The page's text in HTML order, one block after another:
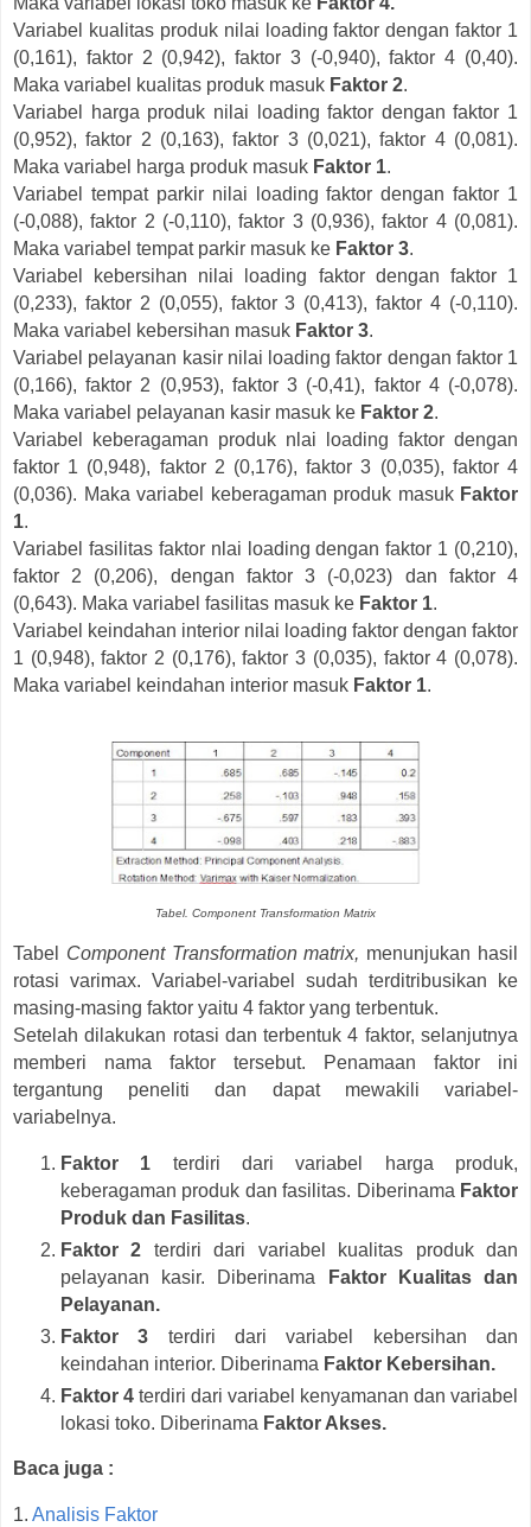
Variabel kualitas produk nilai loading faktor dengan faktor 1
(0,161), faktor 2 (0,942), faktor 3 (-0,940), faktor 4 (0,40).
Maka variabel kualitas produk masuk Faktor 2.
Variabel harga produk nilai loading faktor dengan faktor 1
(0,952), faktor 2 (0,163), faktor 3 (0,021), faktor 4 (0,081).
Maka variabel harga produk masuk Faktor 1.
Variabel tempat parkir nilai loading faktor dengan faktor 1
(-0,088), faktor 2 (-0,110), faktor 3 (0,936), faktor 4 (0,081).
Maka variabel tempat parkir masuk ke Faktor 3.
Variabel kebersihan nilai loading faktor dengan faktor 1
(0,233), faktor 2 (0,055), faktor 3 (0,413), faktor 4 (-0,110).
Maka variabel kebersihan masuk Faktor 3.
Variabel pelayanan kasir nilai loading faktor dengan faktor 1
(0,166), faktor 2 (0,953), faktor 3 (-0,41), faktor 4 (-0,078).
Maka variabel pelayanan kasir masuk ke Faktor 2.
Variabel keberagaman produk nlai loading faktor dengan
faktor 1 (0,948), faktor 2 (0,176), faktor 3 (0,035), faktor 4
(0,036). Maka variabel keberagaman produk masuk Faktor
1.
Variabel fasilitas faktor nlai loading dengan faktor 1 (0,210),
faktor 2 (0,206), dengan faktor 3 (-0,023) dan faktor 4
(0,643). Maka variabel fasilitas masuk ke Faktor 1.
Variabel keindahan interior nilai loading faktor dengan faktor
1 (0,948), faktor 2 (0,176), faktor 3 (0,035), faktor 4 (0,078).
Maka variabel keindahan interior masuk Faktor 1.
Tabel. Component Transformation Matrix
Tabel Component Transformation matrix, menunjukan hasil
rotasi varimax. Variabel-variabel sudah terditribusikan ke
masing-masing faktor yaitu 4 faktor yang terbentuk.
Setelah dilakukan rotasi dan terbentuk 4 faktor, selanjutnya
memberi nama faktor tersebut. Penamaan faktor ini
tergantung peneliti dan dapat mewakili variabel-
variabelnya.
Faktor 1 terdiri dari variabel harga produk,
keberagaman produk dan fasilitas. Diberinama Faktor
Produk dan Fasilitas.
Faktor 2 terdiri dari variabel kualitas produk dan
pelayanan kasir. Diberinama
Faktor Kualitas dan
Pelayanan.
Faktor 3 terdiri dari variabel kebersihan dan
keindahan interior. Diberinama Faktor Kebersihan.
Faktor 4 terdiri dari variabel kenyamanan dan variabel
lokasi toko. Diberinama Faktor Akses.
Baca juga :
1. Analisis Faktor